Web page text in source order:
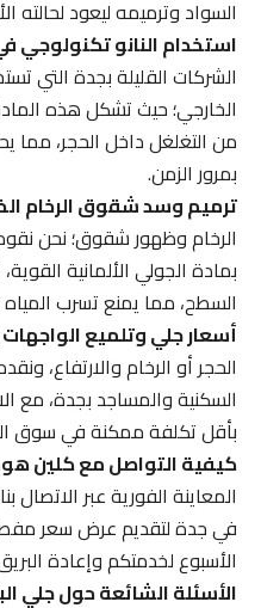
السواد وترميمه ليعود لحالته
استخدام النانو تكنولوجي في
الشركات القليلة بجدة التي
الخارجي؛ حيث تشكل هذه المادة
من التغلغل داخل الحجر، مما
بمرور الزمن.
ترميم وسد شقوق الرخام
الرخام وظهور شقوق؛ نحن
بمادة الجولي الألمانية القوية،
السطح، مما يمنع تسرب المياه
أسعار جلي وتلميع الواجهات
الحجر أو الرخام والارتفاع،
السكنية والمساجد بجدة، مع
بأقل تكلفة ممكنة في سوق
كيفية التواصل مع كلين
المعاينة الفورية عبر الاتصال
في جدة لتقديم عرض سعر
الأسبوع لخدمتكم وإعادة البريق
الأسئلة الشائعة حول جلي